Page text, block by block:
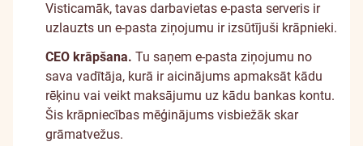
Visticamāk, tavas darbavietas e-pasta serveris ir
uzlauzts un e-pasta ziņojumu ir izsūtījuši krāpnieki.
CEO krāpšana. Tu saņem e-pasta ziņojumu no
sava vadītāja, kurā ir aicinājums apmaksāt kādu
rēķinu vai veikt maksājumu uz kādu bankas kontu.
Šis krāpniecības mēģinājums visbiežāk skar
grāmatvežus.